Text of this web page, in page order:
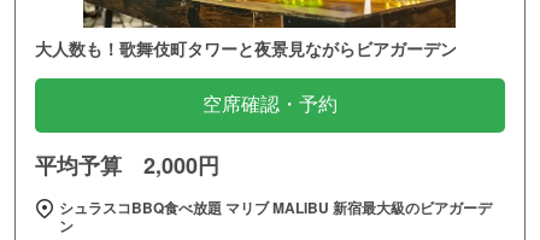
大人数も！歌舞伎町タワーと夜景見ながらビアガーデン
空席確認・予約
平均予算 2,000円
シュラスコBBQ食べ放題 マリブ MALIBU 新宿最大級のビアガーデ
ン